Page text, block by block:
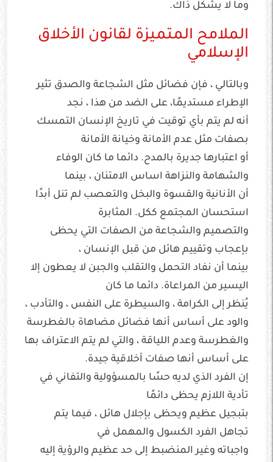
وما لا يشكل ذاك.
الملامح المتميزة لقانون الأخلاق
الإسلامي
وبالتالي ، فإن فضائل مثل الشجاعة والصدق تثير
الإطراء مستديمًا، على الضد من هذا ، نجد
أنه لم يتم بأي توقيت في تاريخ الإنسان التمسك
بصفات مثل عدم الأمانة وخيانة الأمانة
أو اعتبارها جديرة بالمدح. دائما ما كان الوفاء
والشهامة والنزاهة اساس الامتنان ، بينما
أن الأنانية والقسوة والبخل والتعصب لم تنل أبدًا
استحسان المجتمع ككل. المثابرة
والتصميم والشجاعة من الصفات التي يحظى
بإعجاب وتقييم هائل من قبل الإنسان ،
بينما أن نفاد التحمل والتقلب والجبن لا يعطون إلا
اليسير من المراعاة. دائما ما كان
يُنظر إلى الكرامة ، والسيطرة على النفس ، والتأدب ،
والود على أساس أنها فضائل مضاهاة بالغطرسة
والغطرسة وعدم اللياقة ، والتي لم يتم الاعتراف بها
على أساس أنها صفات أخلاقية جيدة.
إن الفرد الذي لديه حسًا بالمسؤولية والتفاني في
تأدية اللازم يحظى دائمًا
بتبجيل عظيم ويحظى بإجلال هائل ، فيما يتم
تجاهل الفرد الكسول والمهمل في
واجباته وغير المنضبط إلى حد عظيم والرؤية إليه